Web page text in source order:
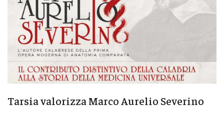
Tarsia valorizza Marco Aurelio Severino